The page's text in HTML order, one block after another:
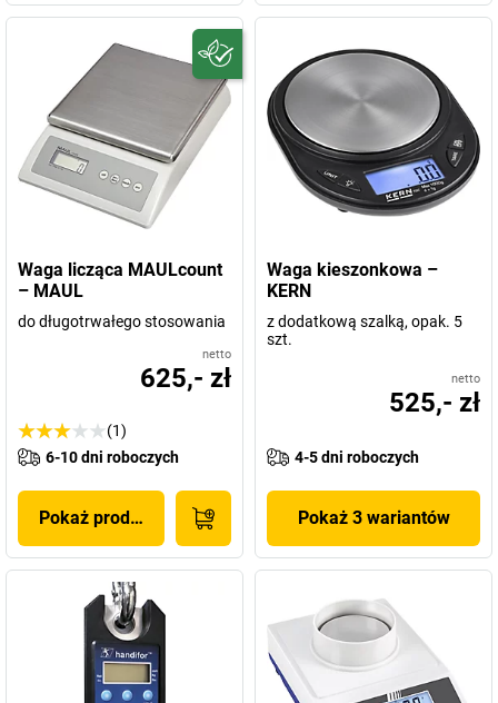
Waga licząca MAULcount
– MAUL
do długotrwałego stosowania
netto
625,- zł
(1)
6-10 dni roboczych
Pokaż produkt
Waga kieszonkowa –
KERN
z dodatkową szalką, opak. 5
szt.
netto
525,- zł
4-5 dni roboczych
Pokaż 3 wariantów